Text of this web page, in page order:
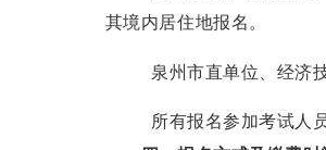
其境内居住地报名。
泉州市直单位、经济
所有报名参加考试人